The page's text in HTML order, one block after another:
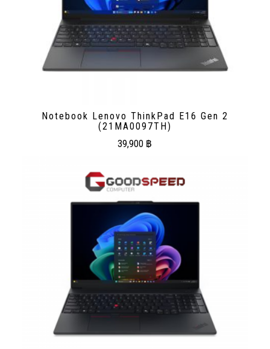
Notebook Lenovo ThinkPad E16 Gen 2
(21MA0097TH)
39,900 ฿